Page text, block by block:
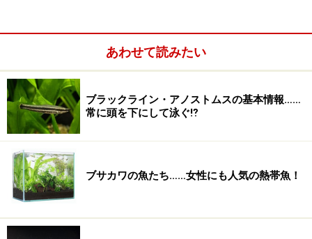
ゼーション効果をもたらしてくれます。また、インテリ
り自然を身近に感じることができるでしょう。
る必要はありません。例えば、毎日。餌を与え、日々成
長していくことを観察することも良いでしょう。また
は、繁殖にチャレンジして、仔魚を育て上げることも良
い方法の1つでしょう。視覚的な効果以外にも、様々な
癒しの効果をアクアリウムは与えてくれます。
あわせて読みたい
ブラックライン・アノストムスの基本情報……
常に頭を下にして泳ぐ⁉
ブサカワの魚たち……女性にも人気の熱帯魚！